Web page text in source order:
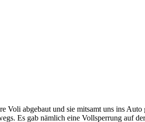
abgebaut und sie mitsamt uns ins
Es gab nämlich eine Vollsperrung auf